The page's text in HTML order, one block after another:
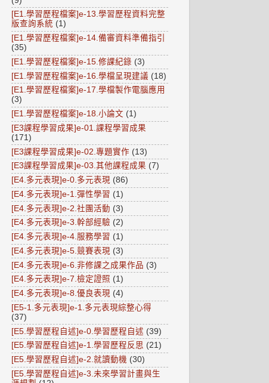
[E1.學習歷程檔案]e-13.學習歷程資料完整
版查詢系統 (1)
[E1.學習歷程檔案]e-14.備審資料準備指引
(35)
[E1.學習歷程檔案]e-15.修課紀錄 (3)
[E1.學習歷程檔案]e-16.學檔呈現建議 (18)
[E1.學習歷程檔案]e-17.學檔製作電腦應用
(3)
[E1.學習歷程檔案]e-18.小論文 (1)
[E3課程學習成果]e-01.課程學習成果
(171)
[E3課程學習成果]e-02.專題實作 (13)
[E3課程學習成果]e-03.其他課程成果 (7)
[E4.多元表現]e-0.多元表現 (86)
[E4.多元表現]e-1.彈性學習 (1)
[E4.多元表現]e-2.社團活動 (3)
[E4.多元表現]e-3.幹部經驗 (2)
[E4.多元表現]e-4.服務學習 (1)
[E4.多元表現]e-5.競賽表現 (3)
[E4.多元表現]e-6.非修課之成果作品 (3)
[E4.多元表現]e-7.檢定證照 (1)
[E4.多元表現]e-8.優良表現 (4)
[E5-1.多元表現]e-1.多元表現綜整心得
(37)
[E5.學習歷程自述]e-0.學習歷程自述 (39)
[E5.學習歷程自述]e-1.學習歷程反思 (21)
[E5.學習歷程自述]e-2.就讀動機 (30)
[E5.學習歷程自述]e-3.未來學習計畫與生